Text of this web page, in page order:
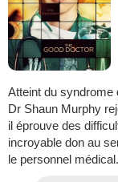
Atteint du syndrome
Dr Shaun Murphy
il éprouve des
incroyable don au
le personnel